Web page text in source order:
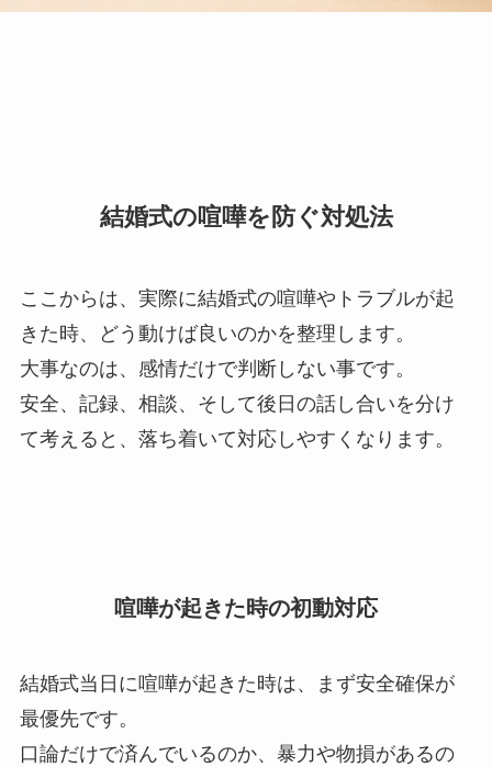
結婚式の喧嘩を防ぐ対処法
ここからは、実際に結婚式の喧嘩やトラブルが起
きた時、どう動けば良いのかを整理します。
大事なのは、感情だけで判断しない事です。
安全、記録、相談、そして後日の話し合いを分け
て考えると、落ち着いて対応しやすくなります。
喧嘩が起きた時の初動対応
結婚式当日に喧嘩が起きた時は、まず安全確保が
最優先です。
口論だけで済んでいるのか、暴力や物損があるの